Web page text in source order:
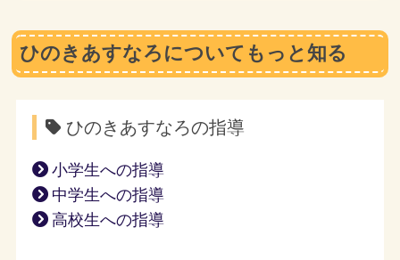
ひのきあすなろについてもっと知る
ひのきあすなろの指導
小学生への指導
中学生への指導
高校生への指導